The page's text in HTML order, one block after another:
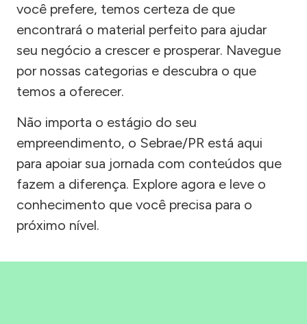
você prefere, temos certeza de que
encontrará o material perfeito para ajudar
seu negócio a crescer e prosperar. Navegue
por nossas categorias e descubra o que
temos a oferecer.
Não importa o estágio do seu
empreendimento, o Sebrae/PR está aqui
para apoiar sua jornada com conteúdos que
fazem a diferença. Explore agora e leve o
conhecimento que você precisa para o
próximo nível.